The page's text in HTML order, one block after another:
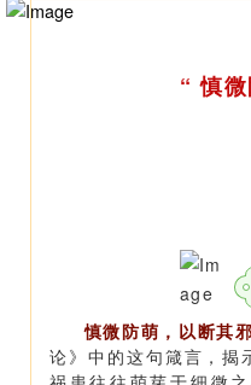
“慎
慎微防萌，以断其邪
论》中的这句箴言，揭